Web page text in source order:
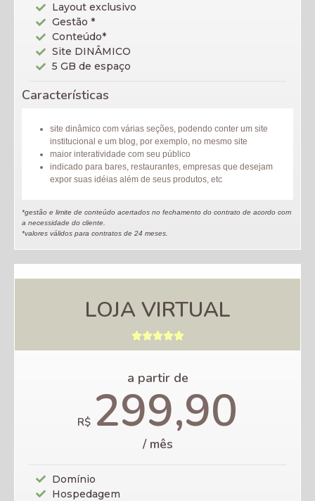
Layout exclusivo
Gestão *
Conteúdo*
Site DINÂMICO
5 GB de espaço
Características
site dinâmico com várias seções, podendo conter um site
institucional e um blog, por exemplo, no mesmo site
maior interatividade com seu público
indicado para bares, restaurantes, empresas que desejam
expor suas idéias além de seus produtos, etc
*gestão e limite de conteúdo acertados no fechamento do contrato de acordo com
a necessidade do cliente.
*valores válidos para contratos de 24 meses.
LOJA VIRTUAL

a partir de
R$ 299,90
/ mês
Domínio
Hospedagem